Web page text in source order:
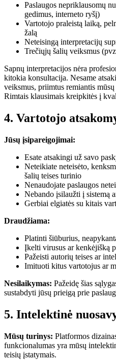
Paslaugos nepriklausomų
gedimus, interneto ryšį)
Vartotojo praleistą laiką,
žalą
Neteisingą interpretacijų
Trečiųjų šalių veiksmus
Sapnų interpretacijos nėra
kitokia konsultacija. Nesame
veiksmus, priimtus remiantis
Rimtais klausimais kreipkitės į
4. Vartotojo
Jūsų įsipareigojimai:
Esate atsakingi už savo
Neteikiate neteisėto,
šalių teises turinio
Nenaudojate paslaugos
Nebando įsilaužti į sistemą
Gerbiai elgiatės su kitais
Draudžiama:
Platinti šiūburius,
Įkelti virusus ar kenkėjišką
Pažeisti autorių teises ar
Imituoti kitus vartotojus ar
Nesilaikymas: Pažeidę šias
sustabdyti jūsų prieigą prie
5. Intelektinė
Mūsų turinys: Platformos
funkcionalumas yra mūsų
teisių įstatymais.